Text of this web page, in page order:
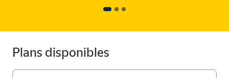
Plans disponibles